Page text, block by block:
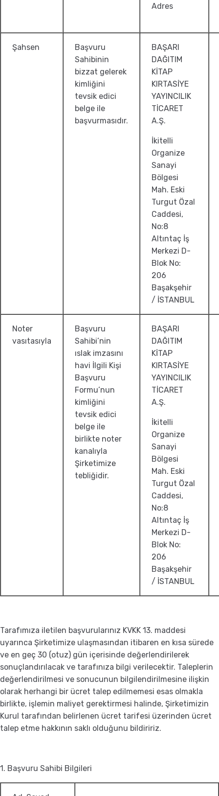
Adres
Şahsen
Başvuru
Sahibinin
bizzat gelerek
kimliğini
tevsik edici
belge ile
başvurmasıdır.
BAŞARI
DAĞITIM
KİTAP
KIRTASİYE
YAYINCILIK
TİCARET
A.Ş.
İkitelli
Organize
Sanayi
Bölgesi
Mah. Eski
Turgut Özal
Caddesi,
No:8
Altıntaç İş
Merkezi D-
Blok No:
206
Başakşehir
/ İSTANBUL
Noter
vasıtasıyla
Başvuru
Sahibi’nin
ıslak imzasını
havi İlgili Kişi
Başvuru
Formu’nun
kimliğini
tevsik edici
belge ile
birlikte noter
kanalıyla
Şirketimize
tebliğidir.
BAŞARI
DAĞITIM
KİTAP
KIRTASİYE
YAYINCILIK
TİCARET
A.Ş.
İkitelli
Organize
Sanayi
Bölgesi
Mah. Eski
Turgut Özal
Caddesi,
No:8
Altıntaç İş
Merkezi D-
Blok No:
206
Başakşehir
/ İSTANBUL
Tarafımıza iletilen başvurularınız KVKK 13. maddesi
uyarınca Şirketimize ulaşmasından itibaren en kısa sürede
ve en geç 30 (otuz) gün içerisinde değerlendirilerek
sonuçlandırılacak ve tarafınıza bilgi verilecektir. Taleplerin
değerlendirilmesi ve sonucunun bilgilendirilmesine ilişkin
olarak herhangi bir ücret talep edilmemesi esas olmakla
birlikte, işlemin maliyet gerektirmesi halinde, Şirketimizin
Kurul tarafından belirlenen ücret tarifesi üzerinden ücret
talep etme hakkının saklı olduğunu bildiririz.
1. Başvuru Sahibi Bilgileri